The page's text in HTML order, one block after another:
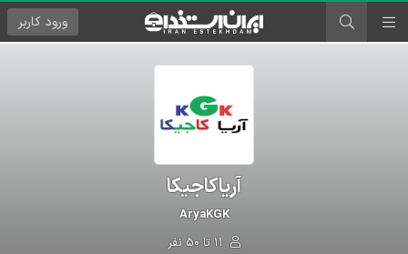
ورود کاربر
آریاکاجیکا
AryaKGK